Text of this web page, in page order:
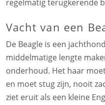
regelmatig terugkerende
Vacht van een
De Beagle is een
middelmatige lengte
onderhoud. Het haar
en moet stug zijn, nooit
ziet eruit als een kleine